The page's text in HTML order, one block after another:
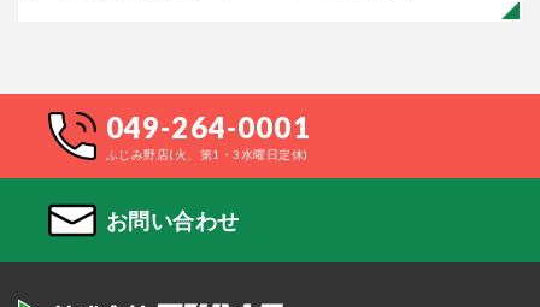
049-264-0001
ふじみ野店(火、第1・3水曜日定休)
お問い合わせ